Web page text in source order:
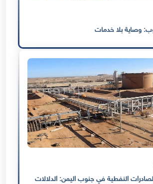
وصاية بلا خدمات
النفطية في جنوب اليمن: الدلالات